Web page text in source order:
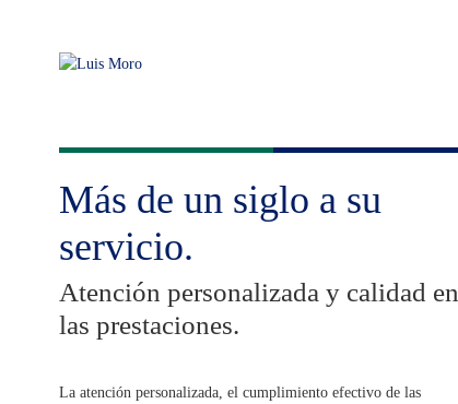
Más de un siglo a su
servicio.
Atención personalizada y calidad en
las prestaciones.
La atención personalizada, el cumplimiento efectivo de las